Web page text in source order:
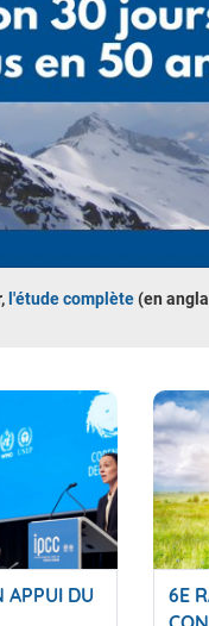
l'étude complète(en
APPUI DU
6E